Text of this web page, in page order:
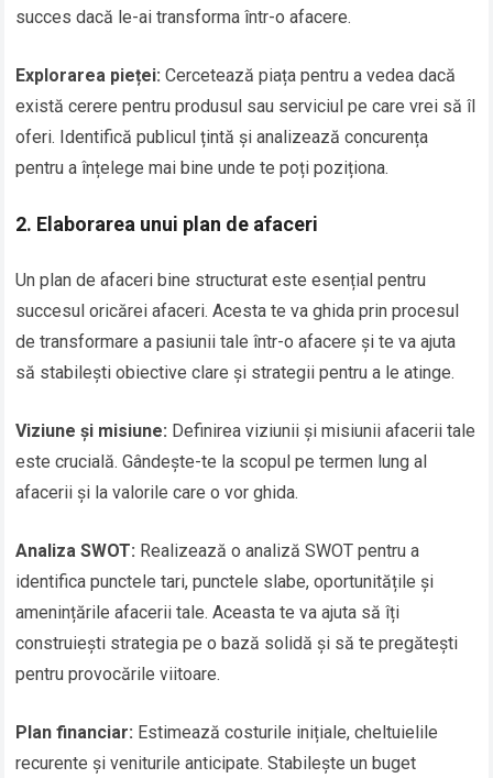
succes dacă le-ai transforma într-o afacere.
Explorarea pieței: Cercetează piața pentru a vedea dacă
există cerere pentru produsul sau serviciul pe care vrei să îl
oferi. Identifică publicul țintă și analizează concurența
pentru a înțelege mai bine unde te poți poziționa.
2. Elaborarea unui plan de afaceri
Un plan de afaceri bine structurat este esențial pentru
succesul oricărei afaceri. Acesta te va ghida prin procesul
de transformare a pasiunii tale într-o afacere și te va ajuta
să stabilești obiective clare și strategii pentru a le atinge.
Viziune și misiune: Definirea viziunii și misiunii afacerii tale
este crucială. Gândește-te la scopul pe termen lung al
afacerii și la valorile care o vor ghida.
Analiza SWOT: Realizează o analiză SWOT pentru a
identifica punctele tari, punctele slabe, oportunitățile și
amenințările afacerii tale. Aceasta te va ajuta să îți
construiești strategia pe o bază solidă și să te pregătești
pentru provocările viitoare.
Plan financiar: Estimează costurile inițiale, cheltuielile
recurente și veniturile anticipate. Stabilește un buget